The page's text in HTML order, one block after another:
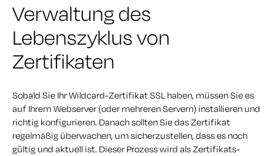
Verwaltung des
Lebenszyklus von
Zertifikaten
Sobald Sie Ihr Wildcard-Zertifikat SSL haben, müssen Sie es
auf Ihrem Webserver (oder mehreren Servern) installieren und
richtig konfigurieren. Danach sollten Sie das Zertifikat
regelmäßig überwachen, um sicherzustellen, dass es noch
gültig und aktuell ist. Dieser Prozess wird als Zertifikats-